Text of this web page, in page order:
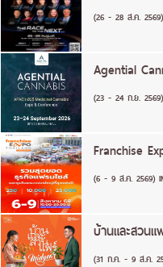
(26 - 28 ส.ค.
Agential
(23 - 24 ก.ย.
Franchise
(6 - 9 ส.ค. 2569)
บ้านและสวน
(31 ก.ค. - 9 ส.ค.